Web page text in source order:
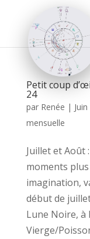
Petit coup
24
par Renée |
mensuelle
Juillet et Août
moments
imagination,
début de
Lune Noire, à
Vierge/